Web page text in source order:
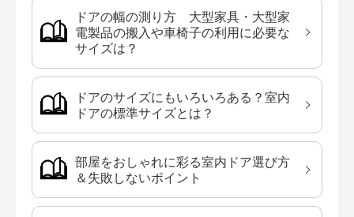
ドアの幅の測り方 大型家具・大型家
電製品の搬入や車椅子の利用に必要な
サイズは？
ドアのサイズにもいろいろある？室内
ドアの標準サイズとは？
部屋をおしゃれに彩る室内ドア選び方
＆失敗しないポイント